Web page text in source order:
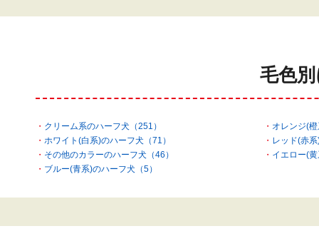
毛色
クリーム系のハーフ犬（251）
オレンジ(
ホワイト(白系)のハーフ犬（71）
レッド(赤
その他のカラーのハーフ犬（46）
イエロー(
ブルー(青系)のハーフ犬（5）